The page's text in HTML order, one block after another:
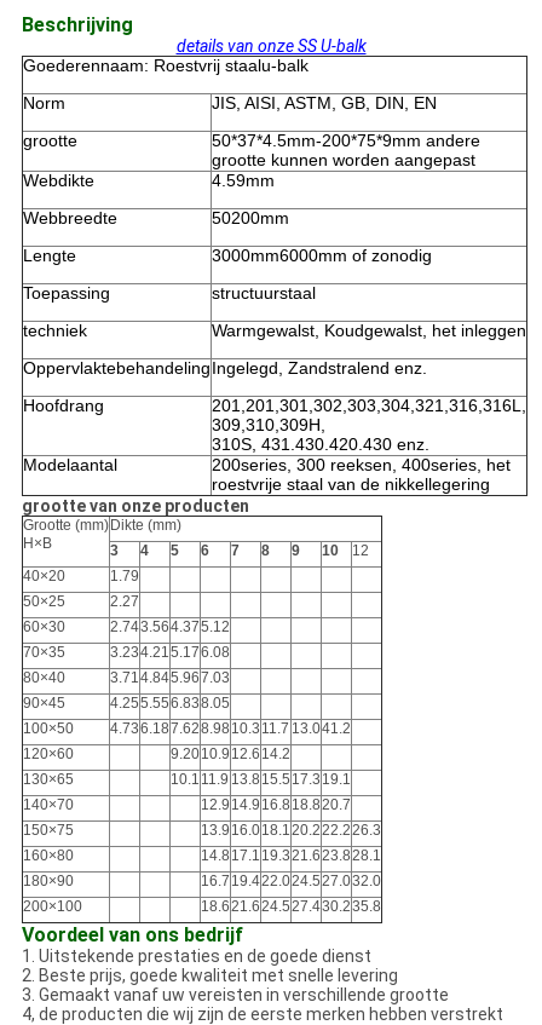
Beschrijving
details van onze SS U-balk
Goederennaam: Roestvrij staalu-balk
Norm
JIS, AISI, ASTM, GB, DIN, EN
grootte
50*37*4.5mm-200*75*9mm andere
grootte kunnen worden aangepast
Webdikte
4.59mm
Webbreedte
50200mm
Lengte
3000mm6000mm of zonodig
Toepassing
structuurstaal
techniek
Warmgewalst, Koudgewalst, het inleggen
OppervlaktebehandelingIngelegd, Zandstralend enz.
Hoofdrang
201,201,301,302,303,304,321,316,316L,
309,310,309H,
310S, 431.430.420.430 enz.
Modelaantal
200series, 300 reeksen, 400series, het
roestvrije staal van de nikkellegering
grootte van onze producten
Grootte (mm)
H×B
Dikte (mm)
3
4 5 6 7 8 9 10
12
40×20
1.79
50×25
2.27
60×30
2.743.564.375.12
70×35
3.234.215.176.08
80×40
3.714.845.967.03
90×45
4.255.556.838.05
100×50
4.736.187.628.98 10.3 11.7 13.041.2
120×60
9.2010.9 12.6 14.2
130×65
10.1 11.9 13.8 15.5 17.3 19.1
140×70
12.9 14.9 16.8 18.820.7
150×75
13.9 16.018.120.222.226.3
160×80
14.8 17.1 19.321.623.828.1
180×90
16.7 19.422.024.527.032.0
200×100
18.621.624.527.430.235.8
Voordeel van ons bedrijf
1. Uitstekende prestaties en de goede dienst
2. Beste prijs, goede kwaliteit met snelle levering
3. Gemaakt vanaf uw vereisten in verschillende grootte
4, de producten die wij zijn de eerste merken hebben verstrekt